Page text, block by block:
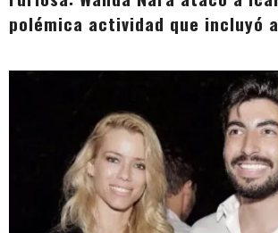
polémica actividad que incluyó